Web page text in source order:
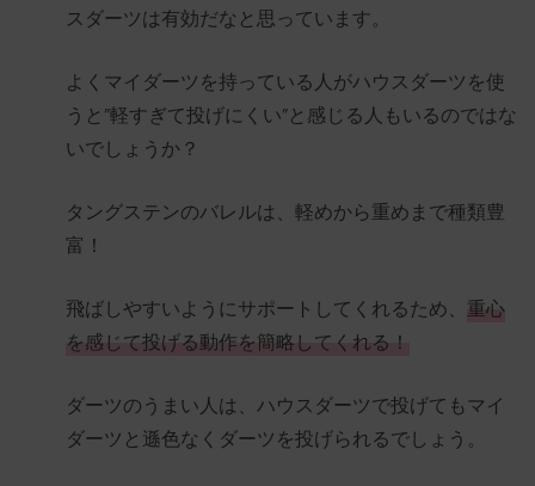
スダーツは有効だなと思っています。
よくマイダーツを持っている人がハウスダーツを使
うと”軽すぎて投げにくい”と感じる人もいるのではな
いでしょうか？
タングステンのバレルは、軽めから重めまで種類豊
富！
飛ばしやすいようにサポートしてくれるため、 重心
を感じて投げる動作を簡略してくれる！
ダーツのうまい人は、ハウスダーツで投げてもマイ
ダーツと遜色なくダーツを投げられるでしょう。